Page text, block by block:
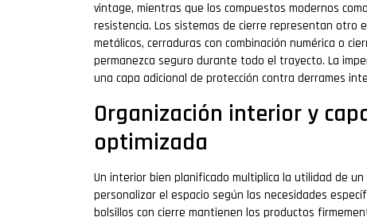
vintage, mientras que los compuestos modernos
resistencia. Los sistemas de cierre representan otro
metálicos, cerraduras con combinación numérica o
permanezca seguro durante todo el trayecto. La
una capa adicional de protección contra derrames
Organización interior y
optimizada
Un interior bien planificado multiplica la utilidad de
personalizar el espacio según las necesidades
bolsillos con cierre mantienen los productos